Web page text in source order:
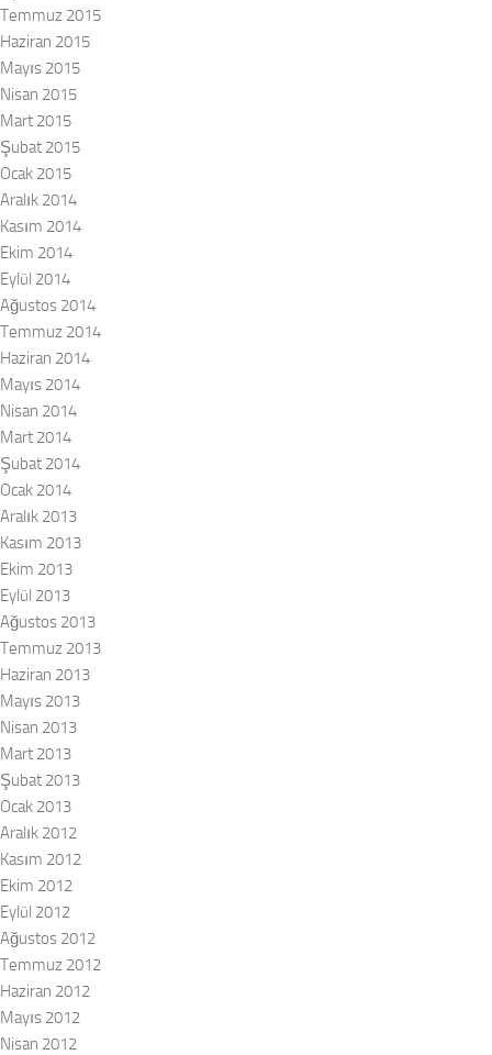
Temmuz 2015
Haziran 2015
Mayıs 2015
Nisan 2015
Mart 2015
Şubat 2015
Ocak 2015
Aralık 2014
Kasım 2014
Ekim 2014
Eylül 2014
Ağustos 2014
Temmuz 2014
Haziran 2014
Mayıs 2014
Nisan 2014
Mart 2014
Şubat 2014
Ocak 2014
Aralık 2013
Kasım 2013
Ekim 2013
Eylül 2013
Ağustos 2013
Temmuz 2013
Haziran 2013
Mayıs 2013
Nisan 2013
Mart 2013
Şubat 2013
Ocak 2013
Aralık 2012
Kasım 2012
Ekim 2012
Eylül 2012
Ağustos 2012
Temmuz 2012
Haziran 2012
Mayıs 2012
Nisan 2012